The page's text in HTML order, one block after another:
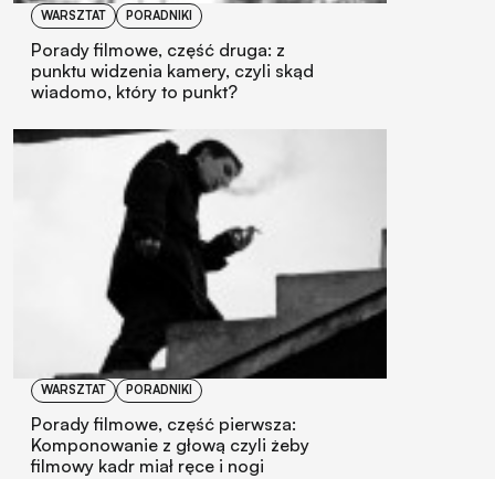
WARSZTAT PORADNIKI
Porady filmowe, część druga: z
punktu widzenia kamery, czyli skąd
wiadomo, który to punkt?
WARSZTAT PORADNIKI
Porady filmowe, część pierwsza:
Komponowanie z głową czyli żeby
filmowy kadr miał ręce i nogi